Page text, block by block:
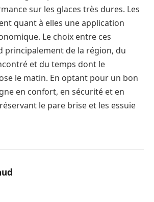
sur les glaces très dures. Les
quant à elles une application
Le choix entre ces
principalement de la région, du
et du temps dont le
le matin. En optant pour un bon
en confort, en sécurité et en
le pare brise et les essuie